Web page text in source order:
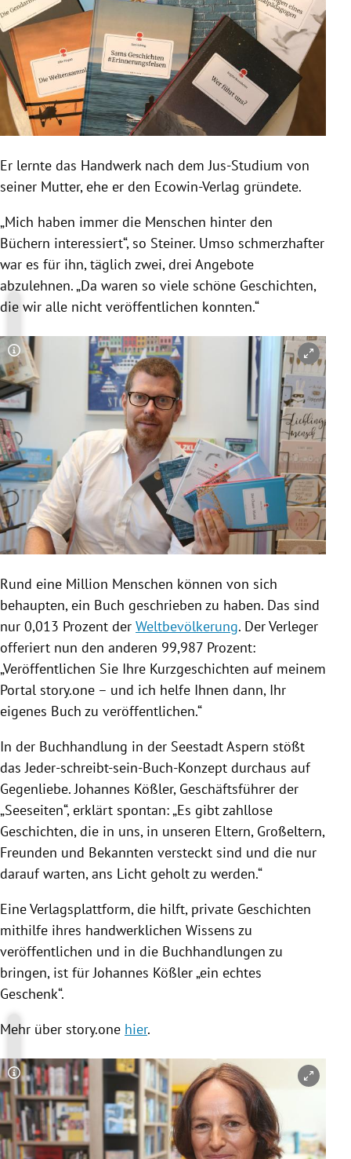
Er lernte das Handwerk nach dem Jus-Studium von
seiner Mutter, ehe er den Ecowin-Verlag gründete.
„Mich haben immer die Menschen hinter den
Büchern interessiert“, so Steiner. Umso schmerzhafter
war es für ihn, täglich zwei, drei Angebote
abzulehnen. „Da waren so viele schöne Geschichten,
die wir alle nicht veröffentlichen konnten.“
Copyright-Hinweis öffnen/schließen
Rund eine Million Menschen können von sich
behaupten, ein Buch geschrieben zu haben. Das sind
nur 0,013 Prozent der Weltbevölkerung. Der Verleger
offeriert nun den anderen 99,987 Prozent:
„Veröffentlichen Sie Ihre Kurzgeschichten auf meinem
Portal story.one – und ich helfe Ihnen dann, Ihr
eigenes Buch zu veröffentlichen.“
In der Buchhandlung in der Seestadt Aspern stößt
das Jeder-schreibt-sein-Buch-Konzept durchaus auf
Gegenliebe.Johannes Kößler, Geschäftsführer der
„Seeseiten“, erklärt spontan: „Es gibt zahllose
Geschichten, die in uns, in unseren Eltern, Großeltern,
Freunden und Bekannten versteckt sind und die nur
darauf warten, ans Licht geholt zu werden.“
Eine Verlagsplattform, die hilft, private Geschichten
mithilfe ihres handwerklichen Wissens zu
veröffentlichen und in die Buchhandlungen zu
bringen, ist fürJohannes Kößler„ein echtes
Geschenk“.
Mehr über story.one hier.
Copyright-Hinweis öffnen/schließen